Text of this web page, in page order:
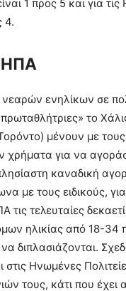
1 προς 5 και για
4.
ΗΠΑ
ενηλίκων σε
το
μένουν με
χρήματα για να
καναδική
με τους ειδικούς,
τις τελευταίες
ηλικίας από 18-34
διπλασιάζονται.
στις Ηνωμένες
τους, κάτι που έχει